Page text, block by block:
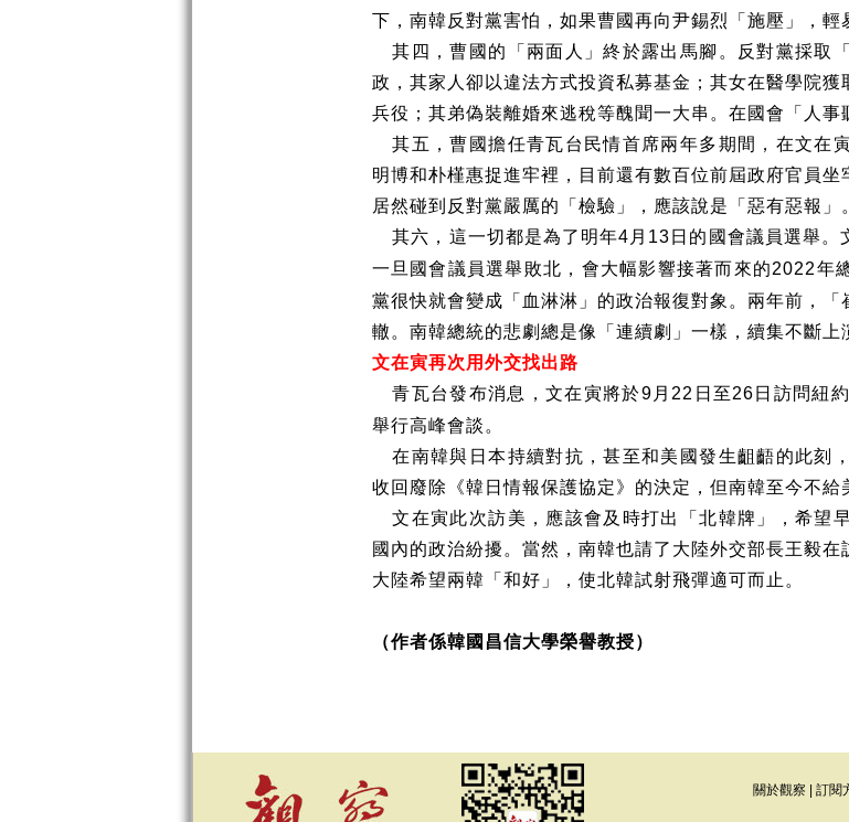
下，南韓反對黨害怕，如果曹國再向尹錫烈「施壓」，輕
其四，曹國的「兩面人」終於露出馬腳。反對黨採取
政，其家人卻以違法方式投資私募基金；其女在醫學院
兵役；其弟偽裝離婚來逃稅等醜聞一大串。在國會「人事
其五，曹國擔任青瓦台民情首席兩年多期間，在文在
明博和朴槿惠捉進牢裡，目前還有數百位前屆政府官員
居然碰到反對黨嚴厲的「檢驗」，應該說是「惡有惡報」。
其六，這一切都是為了明年4月 13日的國會議員選舉。
一旦國會議員選舉敗北，會大幅影響接著而來的2022年
黨很快就會變成「血淋淋」的政治報復對象。兩年前，
轍。南韓總統的悲劇總是像「連續劇」一樣，續集不斷上
文在寅再次用外交找出路
青瓦台發布消息，文在寅將於9月22 日至26日訪問紐
舉行高峰會談。
在南韓與日本持續對抗，甚至和美國發生齟齬的此刻
收回廢除《韓日情報保護協定》的決定，但南韓至今不給
文在寅此次訪美，應該會及時打出「北韓牌」，希望
國內的政治紛擾。當然，南韓也請了大陸外交部長王毅
大陸希望兩韓「和好」，使北韓試射飛彈適可而止。
（作者係韓國昌信大學榮譽教授）
關於觀察 訂閱